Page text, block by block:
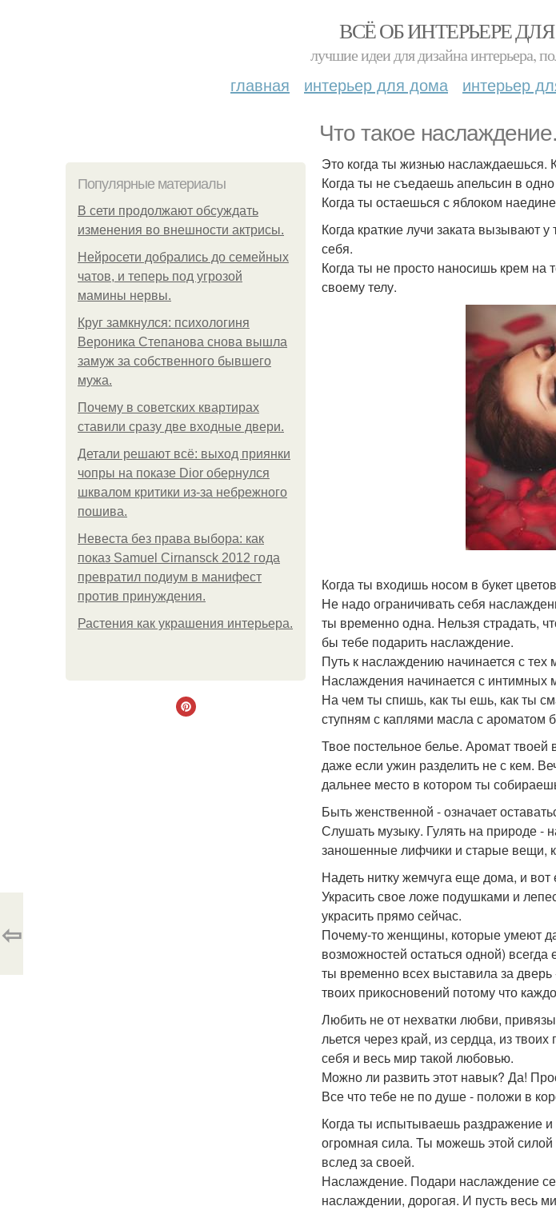
ВСЁ ОБ ИНТЕРЬЕРЕ
лучшие идеи для дизайна интерьера,
главная интерьер для дома интерьер
Что такое наслаждение.
Популярные материалы
В сети продолжают обсуждать
изменения во внешности актрисы.
Нейросети добрались до семейных
чатов, и теперь под угрозой
мамины нервы.
Круг замкнулся: психологиня
Вероника Степанова снова вышла
замуж за собственного бывшего
мужа.
Почему в советских квартирах
ставили сразу две входные двери.
Детали решают всё: выход приянки
чопры на показе Dior обернулся
шквалом критики из-за небрежного
пошива.
Невеста без права выбора: как
показ Samuel Cirnansck 2012 года
превратил подиум в манифест
против принуждения.
Растения как украшения интерьера.
Это когда ты жизнью
Когда ты не съедаешь апельсин в
Когда ты остаешься с яблоком
Когда краткие лучи заката вызывают
себя.
Когда ты не просто наносишь крем на
своему телу.
Когда ты входишь носом в букет
Не надо ограничивать себя
ты временно одна. Нельзя страдать,
бы тебе подарить наслаждение.
Путь к наслаждению начинается с
Наслаждения начинается с интимных
На чем ты спишь, как ты ешь, как ты
ступням с каплями масла с ароматом
Твое постельное белье. Аромат
даже если ужин разделить не с кем.
дальнее место в котором ты
Быть женственной - означает
Слушать музыку. Гулять на природе -
заношенные лифчики и старые вещи,
Надеть нитку жемчуга еще дома, и
Украсить свое ложе подушками и
украсить прямо сейчас.
Почему-то женщины, которые умеют
возможностей остаться одной) всегда
ты временно всех выставила за дверь
твоих прикосновений потому что
Любить не от нехватки любви,
льется через край, из сердца, из
себя и весь мир такой любовью.
Можно ли развить этот навык? Да!
Все что тебе не по душе - положи в
Когда ты испытываешь раздражение
огромная сила. Ты можешь этой
вслед за своей.
Наслаждение. Подари наслаждение
наслаждении, дорогая. И пусть весь
⇦